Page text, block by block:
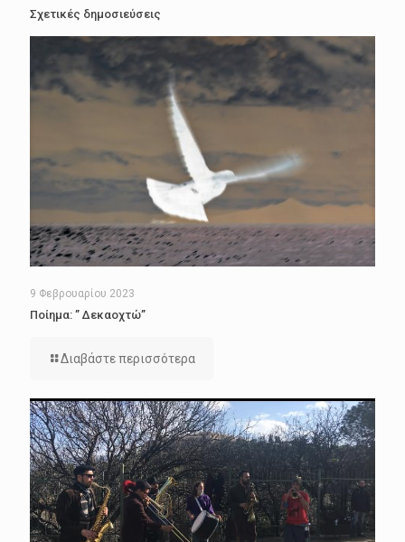
Σχετικές δημοσιεύσεις
9 Φεβρουαρίου 2023
Ποίημα: ” Δεκαοχτώ”
Διαβάστε περισσότερα